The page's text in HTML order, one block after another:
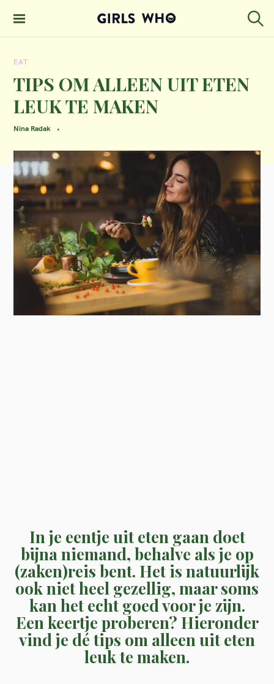
GIRLS WHO
EAT
TIPS OM ALLEEN UIT ETEN
LEUK TE MAKEN
Nina Radak
In je eentje uit eten gaan doet
bijna niemand, behalve als je op
(zaken)reis bent. Het is natuurlijk
ook niet heel gezellig, maar soms
kan het echt goed voor je zijn.
Een keertje proberen? Hieronder
vind je dé tips om alleen uit eten
leuk te maken.